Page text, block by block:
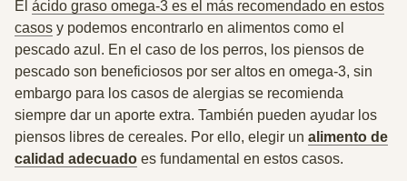
El ácido graso omega-3 es el más recomendado en estos
casos y podemos encontrarlo en alimentos como el
pescado azul. En el caso de los perros, los piensos de
pescado son beneficiosos por ser altos en omega-3, sin
embargo para los casos de alergias se recomienda
siempre dar un aporte extra. También pueden ayudar los
piensos libres de cereales. Por ello, elegir un alimento de
calidad adecuado es fundamental en estos casos.